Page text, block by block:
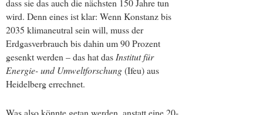
dass sie das auch die nächsten 150 Jahre tun
wird. Denn eines ist klar: Wenn Konstanz bis
2035 klimaneutral sein will, muss der
Erdgasverbrauch bis dahin um 90 Prozent
gesenkt werden – das hat dasInstitut für
Energie- und Umweltforschung(Ifeu) aus
Heidelberg errechnet.
Was also könnte getan werden, anstatt eine 20-